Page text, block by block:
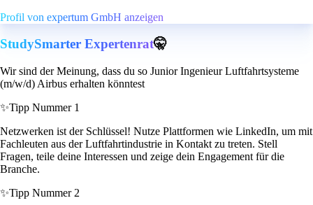
Profil von expertum GmbH anzeigen
StudySmarter Expertenrat🤫
Wir sind der Meinung, dass du so Junior Ingenieur Luftfahrtsysteme
(m/w/d) Airbus erhalten könntest
✨Tipp Nummer 1
Netzwerken ist der Schlüssel! Nutze Plattformen wie LinkedIn, um mit
Fachleuten aus der Luftfahrtindustrie in Kontakt zu treten. Stell
Fragen, teile deine Interessen und zeige dein Engagement für die
Branche.
✨Tipp Nummer 2